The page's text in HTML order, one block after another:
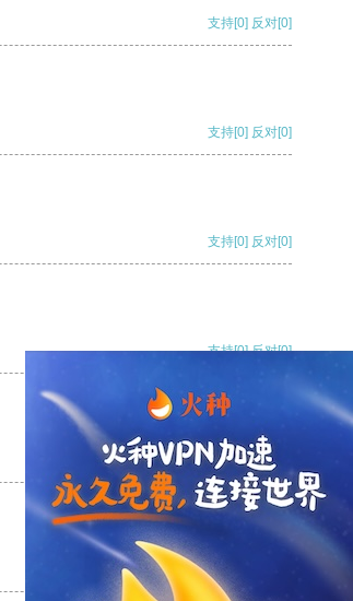
支持[0] 反对[0]
支持[0] 反对[0]
支持[0] 反对[0]
支持[0] 反对[0]
支持[0] 反对
支持